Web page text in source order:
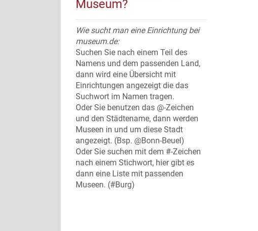
Museum?
Wie sucht man eine Einrichtung bei
museum.de:
Suchen Sie nach einem Teil des
Namens und dem passenden Land,
dann wird eine Übersicht mit
Einrichtungen angezeigt die das
Suchwort im Namen tragen.
Oder Sie benutzen das @-Zeichen
und den Städtename, dann werden
Museen in und um diese Stadt
angezeigt. (Bsp. @Bonn-Beuel)
Oder Sie suchen mit dem #-Zeichen
nach einem Stichwort, hier gibt es
dann eine Liste mit passenden
Museen. (#Burg)